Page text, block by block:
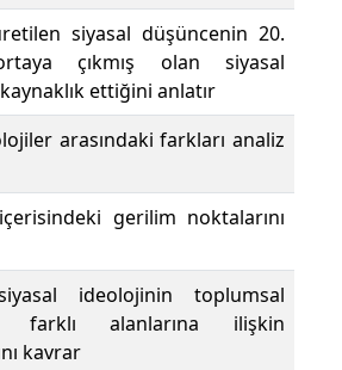
siyasal düşüncenin 20.
çıkmış olan siyasal
ettiğini anlatır
arasındaki farkları analiz
gerilim noktalarını
ideolojinin toplumsal
farklı alanlarına ilişkin
kavrar